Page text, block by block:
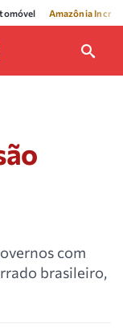
Amazônia
com
brasileiro,